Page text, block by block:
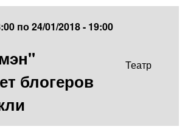
по24/01/2018 - 19:00
блогеров
Театр